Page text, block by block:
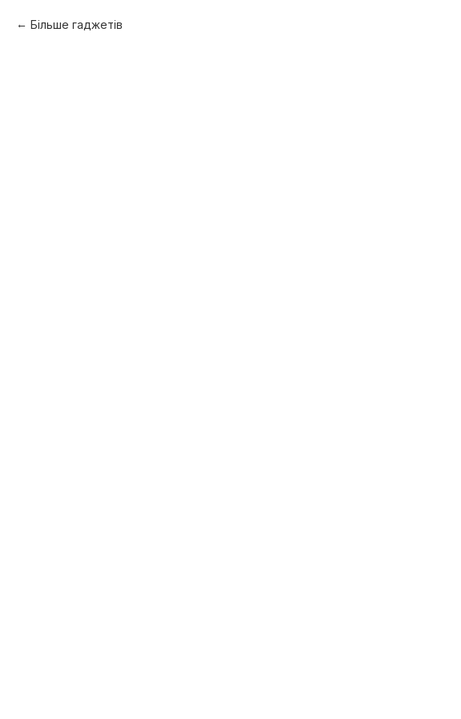
Більше гаджетів